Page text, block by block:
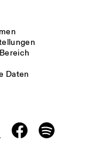
Daten